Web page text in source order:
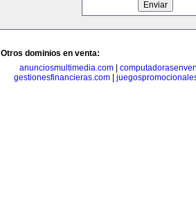
Otros dominios en venta:
anunciosmultimedia.com
gestionesfinancieras.com